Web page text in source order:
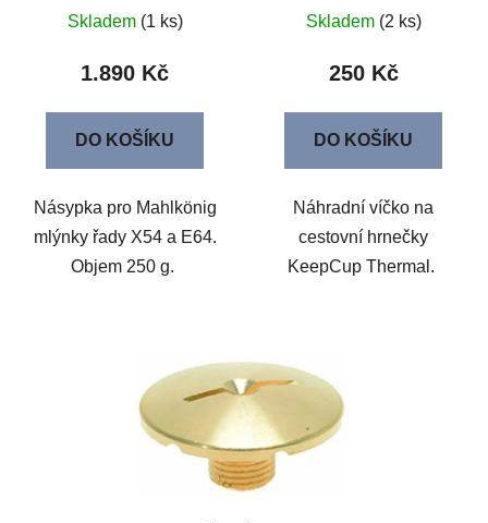
Skladem (1 ks)
1.890 Kč
DO KOŠÍKU
Násypka pro Mahlkönig
mlýnky řady X54 a E64.
Objem 250 g.
Skladem (2 ks)
250 Kč
DO KOŠÍKU
Náhradní víčko na
cestovní hrnečky
KeepCup Thermal.